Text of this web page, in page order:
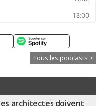
Tous les podcasts >
architectes doivent